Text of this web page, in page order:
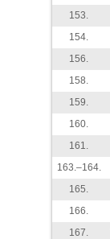
153.
154.
156.
158.
159.
160.
161.
163.–164.
165.
166.
167.